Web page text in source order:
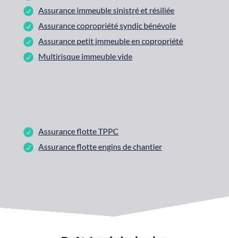
Assurance immeuble sinistré et résiliée
Assurance copropriété syndic bénévole
Assurance petit immeuble en copropriété
Multirisque immeuble vide
Assurance flotte TPPC
Assurance flotte engins de chantier